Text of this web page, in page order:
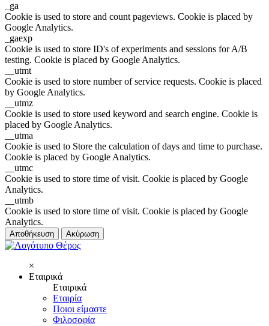
_ga
Cookie is used to store and count pageviews. Cookie is placed by
Google Analytics.
_gaexp
Cookie is used to store ID's of experiments and sessions for A/B
testing. Cookie is placed by Google Analytics.
__utmt
Cookie is used to store number of service requests. Cookie is placed
by Google Analytics.
__utmz
Cookie is used to store used keyword and search engine. Cookie is
placed by Google Analytics.
__utma
Cookie is used to Store the calculation of days and time to purchase.
Cookie is placed by Google Analytics.
__utmc
Cookie is used to store time of visit. Cookie is placed by Google
Analytics.
__utmb
Cookie is used to store time of visit. Cookie is placed by Google
Analytics.
Αποθήκευση Ακύρωση
×
Εταιρικά
Εταιρικά
Εταιρία
Ποιοι είμαστε
Φιλοσοφία